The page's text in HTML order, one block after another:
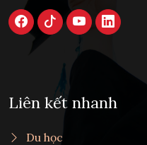
Liên kết nhanh
Du học